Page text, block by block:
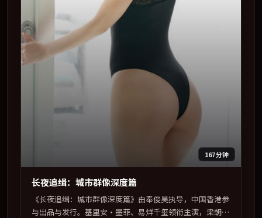
167分钟
长夜追缉：城市群像深度篇
《长夜追缉：城市群像深度篇》由奉俊昊执导，中国香港参
与出品与发行。基里安·墨菲、易烊千玺领衔主演，梁朝